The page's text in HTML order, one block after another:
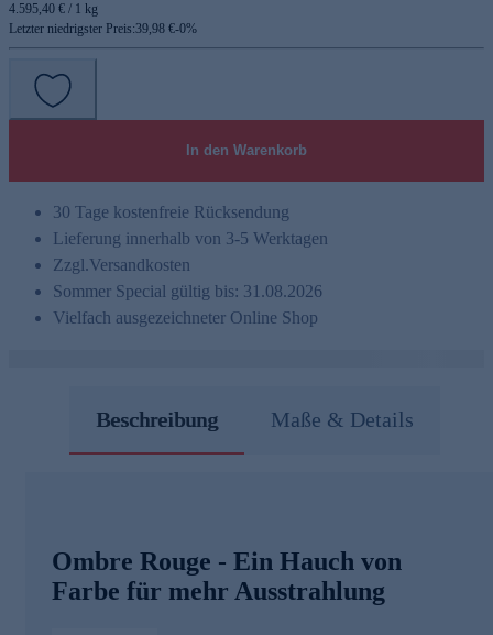
4.595,40 € / 1 kg
Letzter niedrigster Preis:39,98 €-0%
In den Warenkorb
30 Tage kostenfreie Rücksendung
Lieferung innerhalb von 3-5 Werktagen
Zzgl.Versandkosten
Sommer Special gültig bis: 31.08.2026
Vielfach ausgezeichneter Online Shop
Beschreibung Maße & Details
Ombre Rouge - Ein Hauch von
Farbe für mehr Ausstrahlung